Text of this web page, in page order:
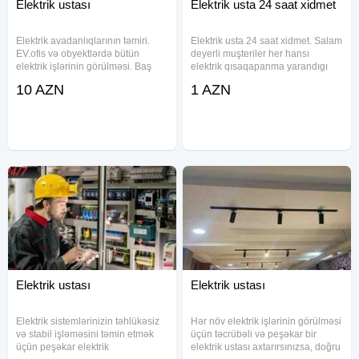
Elektrik ustası
Elektrik avadanlıqlarının təmiri.
EV.ofis və obyektlərdə bütün
elektrik işlərinin görülməsi. Baş
və s. 7/24 vatsapp da aktivdir.
10 AZN
Elektrik usta 24 saat xidmet
Elektrik usta 24 saat xidmet. Salam
deyerli muşteriler her hansı
elektrik qısaqapanma yarandıgı
saat Bundan elave sıfırdan evlere
1 AZN
Elektrik ustası
Elektrik sistemlərinizin təhlükəsiz
və stabil işləməsini təmin etmək
üçün peşəkar elektrik
Elektrik ustası
Hər növ elektrik işlərinin görülməsi
üçün təcrübəli və peşəkar bir
elektrik ustası axtarırsınızsa, doğru